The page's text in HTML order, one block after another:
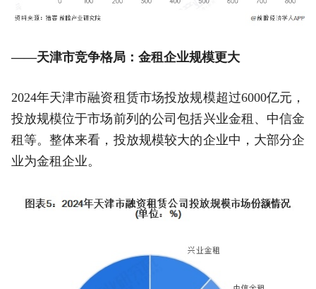
——天津市竞争格局：金租企业规模更大
2024年天津市融资租赁市场投放规模超过6000亿元，
投放规模位于市场前列的公司包括兴业金租、中信金
租等。整体来看，投放规模较大的企业中，大部分企
业为金租企业。